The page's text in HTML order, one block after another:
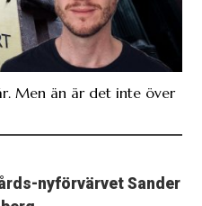
Men än är det inte över
nyförvärvet Sander